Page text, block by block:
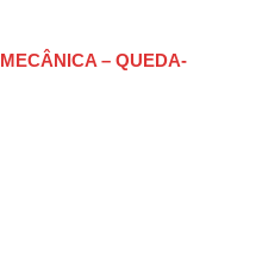
– QUEDA-